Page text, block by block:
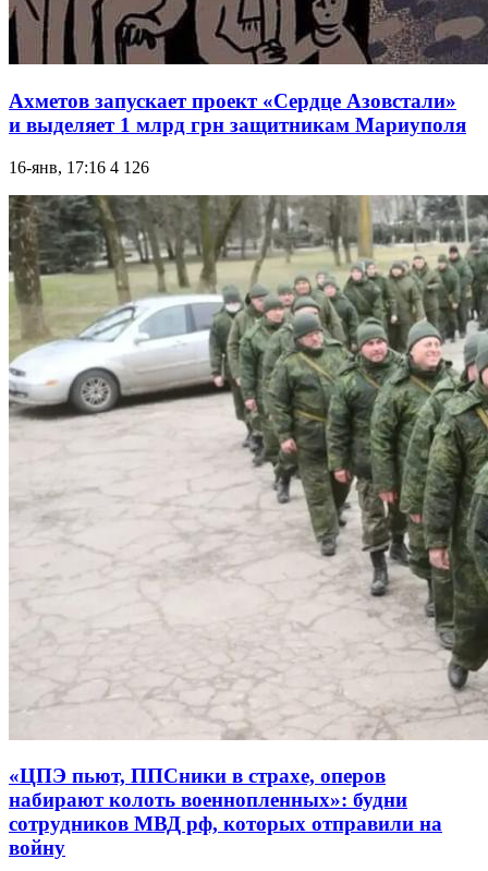
Ахметов запускает проект «Сердце Азовстали»
и выделяет 1 млрд грн защитникам Мариуполя
16-янв, 17:16 4 126
«ЦПЭ пьют, ППСники в страхе, оперов
набирают колоть военнопленных»: будни
сотрудников МВД рф, которых отправили на
войну